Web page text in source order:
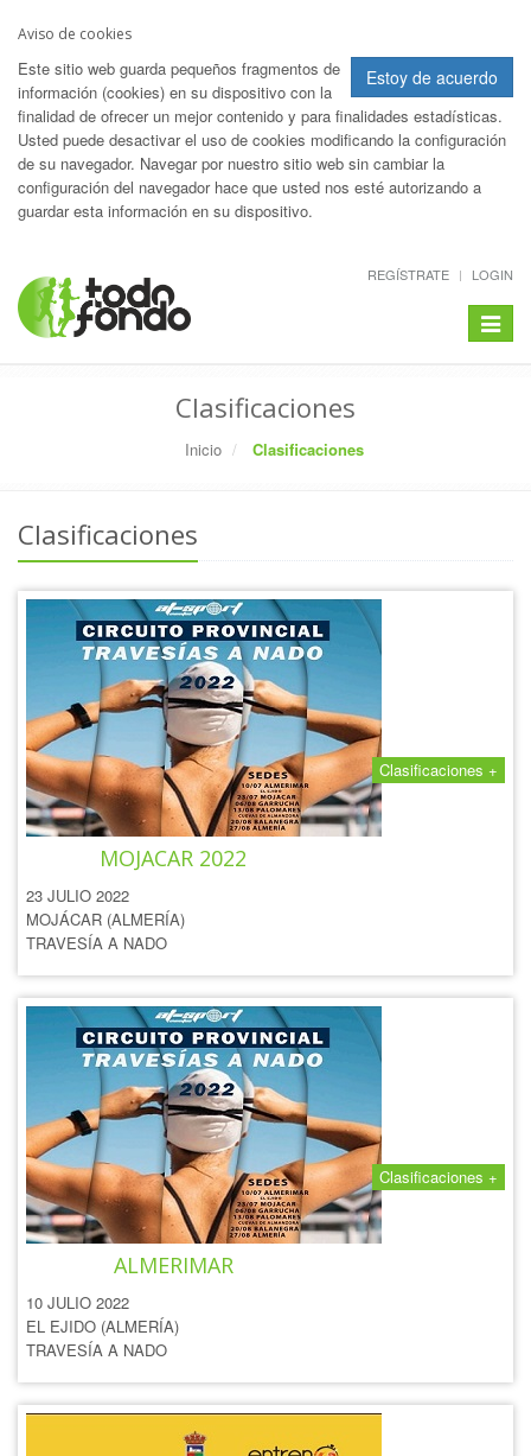
Aviso de cookies
Estoy de acuerdo
Este sitio web guarda pequeños fragmentos de
información (cookies) en su dispositivo con la
finalidad de ofrecer un mejor contenido y para finalidades estadísticas.
Usted puede desactivar el uso de cookies modificando la configuración
de su navegador. Navegar por nuestro sitio web sin cambiar la
configuración del navegador hace que usted nos esté autorizando a
guardar esta información en su dispositivo.
REGÍSTRATE LOGIN
Toggle
Clasificaciones
Inicio Clasificaciones
Clasificaciones
Clasificaciones +
TRAVESÍA A NADO DE
MOJACAR 2022
23 JULIO 2022
MOJÁCAR (ALMERÍA)
TRAVESÍA A NADO
Clasificaciones +
TRAVESÍA A NADO DE
ALMERIMAR
10 JULIO 2022
EL EJIDO (ALMERÍA)
TRAVESÍA A NADO